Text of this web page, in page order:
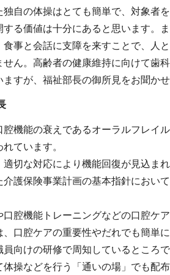
独自の体操はとても簡単で、対象者
る価値は十分にあると思います。
食事と会話に支障を来すことで、人
せん。高齢者の健康維持に向けて歯
すが、福祉部長の御所見をお聞かせ
機能の衰えであるオーラルフレイ
ています。
切な対応により機能回復が見込ま
護保険事業計画の基本指針におい
腔機能トレーニングなどの口腔ケ
、口腔ケアの重要性やだれでも簡単
向けの研修で周知しているところで
体操などを行う「通いの場」でも配